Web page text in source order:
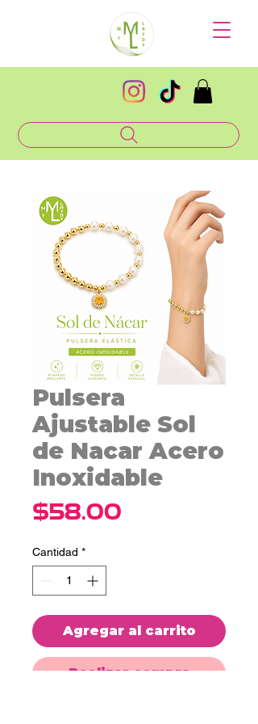
Pulsera
Ajustable Sol
de Nacar Acero
Inoxidable
$58.00
Cantidad *
Agregar al carrito
Realizar compra